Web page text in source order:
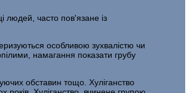
людей, часто пов'язане із
особливою зухвалістю чи
намагання показати грубу
обста­вин тощо. Хуліганство